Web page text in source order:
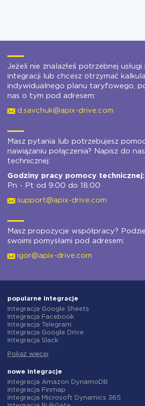
Jeżeli nie znalazłeś potrzebnej usługi
integracji lub chcesz otrzymać
indywidualnego planu taryfowego,
nas o tym pod adresem:
d.savchuk@apix-drive.com
Masz pytania lub potrzebujesz
nawiązaniu połączenia? Napisz do
technicznej:
Godziny pracy pomocy technicznej:
Pn - Pt od 9:00 do 18:00
support@apix-drive.com
Masz propozycje współpracy?
swoimi pomysłami pod adresem:
igor@apix-drive.com
popularne integracje
Integracja Google Sheets
Integracja Facebook
Integracja Telegram
Integracja Google Drive
Integracja Slack
Integracja Gmail
Integracja ClickUp
Integracja Airtable
Integracja Google Contacts
Integracja OpenAI (ChatGPT)
Integracja Instagram
Pokaż więcej
nowe integracje
Integracja Amazon DynamoDB
Integracja Finmap
Integracja Microsoft Dynamics 365